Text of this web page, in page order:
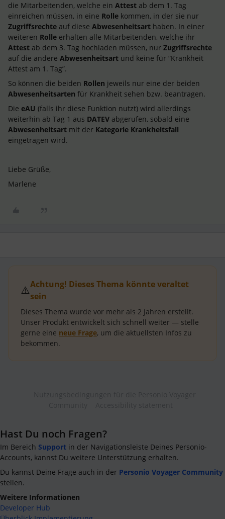
die Mitarbeitenden, welche ein Attest ab dem 1. Tag
einreichen müssen, in eine Rolle kommen, in der sie nur
Zugriffsrechte auf diese Abwesenheitsart haben. In einer
weiteren Rolle erhalten alle Mitarbeitenden, welche ihr
Attest ab dem 3. Tag hochladen müssen, nur Zugriffsrechte
auf die andere Abwesenheitsart und keine für “Krankheit
Attest am 1. Tag”.
So können die beiden Rollen jeweils nur eine der beiden
Abwesenheitsarten für Krankheit sehen bzw. beantragen.
Die eAU (falls ihr diese Funktion nutzt) wird allerdings
weiterhin ab Tag 1 aus DATEV abgerufen, sobald eine
Abwesenheitsart mit der Kategorie Krankheitsfall
eingetragen wird.
Liebe Grüße,
Marlene
⚠️Achtung! Dieses Thema könnte veraltet
sein
Dieses Thema wurde vor mehr als 2 Jahren erstellt.
Unser Produkt entwickelt sich schnell weiter — stelle
gerne eine neue Frage, um die aktuellsten Infos zu
bekommen.
Hast Du noch Fragen?
Im Bereich Support in der Navigationsleiste Deines Personio-
Accounts, kannst Du weitere Unterstützung erhalten.
Du kannst Deine Frage auch in der Personio Voyager Community
stellen.
Weitere Informationen
Developer Hub